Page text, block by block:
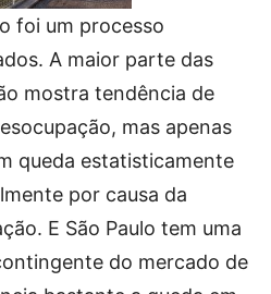
foi um processo
A maior parte das
mostra tendência de
mas apenas
queda estatisticamente
por causa da
E São Paulo tem uma
do mercado de